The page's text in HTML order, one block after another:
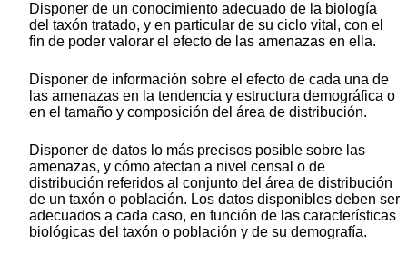
Disponer de un conocimiento adecuado de la biología
del taxón tratado, y en particular de su ciclo vital, con el
fin de poder valorar el efecto de las amenazas en ella.
Disponer de información sobre el efecto de cada una de
las amenazas en la tendencia y estructura demográfica o
en el tamaño y composición del área de distribución.
Disponer de datos lo más precisos posible sobre las
amenazas, y cómo afectan a nivel censal o de
distribución referidos al conjunto del área de distribución
de un taxón o población. Los datos disponibles deben ser
adecuados a cada caso, en función de las características
biológicas del taxón o población y de su demografía.